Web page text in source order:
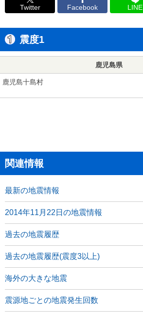
Twitter Facebook LINE
震度1
鹿児島県
鹿児島十島村
関連情報
最新の地震情報
2014年11月22日の地震情報
過去の地震履歴
過去の地震履歴(震度3以上)
海外の大きな地震
震源地ごとの地震発生回数